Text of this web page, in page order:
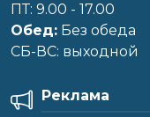
ПТ: 9.00 - 17.00
Обед: Без обеда
CБ-ВС: выходной
Реклама